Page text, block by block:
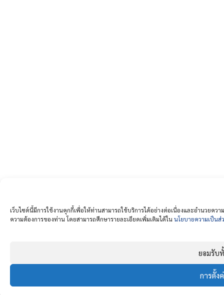
เว็บไซต์นี้มีการใช้งานคุกกี้เพื่อให้ท่านสามารถใช้บริการได้อย่างต่อเนื่องและอำนวยคว
ความต้องการของท่าน โดยสามารถศึกษารายละเอียดเพิ่มเติมได้ในนโยบายความเป็นส่
ยอมรับ
การตั้ง